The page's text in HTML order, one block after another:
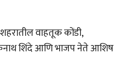
शहरातील वाहतूक कोंडी,
शिंदे आणि भाजप नेते आशिष